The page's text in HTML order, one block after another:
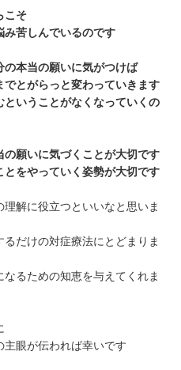
こそ
み苦しんでいるのです
本当の願いに気がつけば
とがらっと変わっていきます
いうことがなくなっていくの
願いに気づくことが大切です
をやっていく姿勢が大切です
解に役立つといいなと思いま
だけの対症療法にとどまりま
るための知恵を与えてくれま
主眼が伝われば幸いです